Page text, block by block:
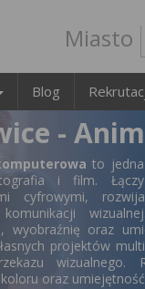
Miasto
Blog
-
to
i film.
cyfrowymi,
wyobraźnię oraz
projektów
wizualnego.
oraz